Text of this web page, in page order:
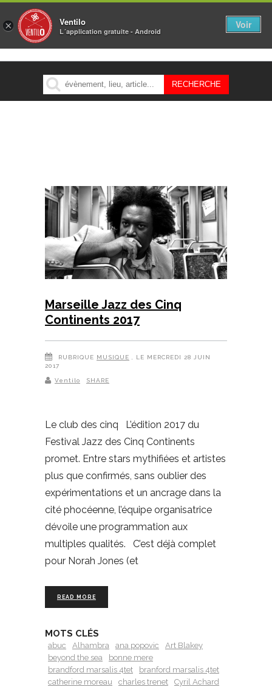
MENU
Marseille Jazz des Cinq
Continents 2017
RUBRIQUE MUSIQUE
, LE MERCREDI 28 JUIN
2017
Ventilo SHARE
Le club des cinq L’édition 2017 du
Festival Jazz des Cinq Continents
promet. Entre stars mythifiées et artistes
plus que confirmés, sans oublier des
expérimentations et un ancrage dans la
cité phocéenne, l’équipe organisatrice
dévoile une programmation aux
multiples qualités. C’est déjà complet
pour Norah Jones (et
READ MORE
MOTS CLÉS
abuc Alhambra ana popovic
Art Blakey
beyond the sea
bonne mere
brandford marsalis 4tet
branford marsalis 4tet
catherine moreau
charles trenet
Cyril Achard
× Ventilo
L´application gratuite - Android
Voir